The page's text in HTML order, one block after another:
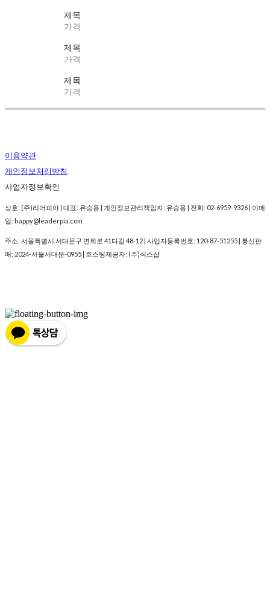
제목
가격
제목
가격
제목
가격
이용약관
개인정보처리방침
사업자정보확인
상호: (주)리더피아 | 대표: 유승용 | 개인정보관리책임자: 유승용 | 전화: 02-6959-9326 | 이메
일: happy@leaderpia.com
주소: 서울특별시 서대문구 연희로 41다길 48-12 | 사업자등록번호: 120-87-51255 | 통신판
매: 2024-서울서대문-0955 | 호스팅제공자: (주)식스샵